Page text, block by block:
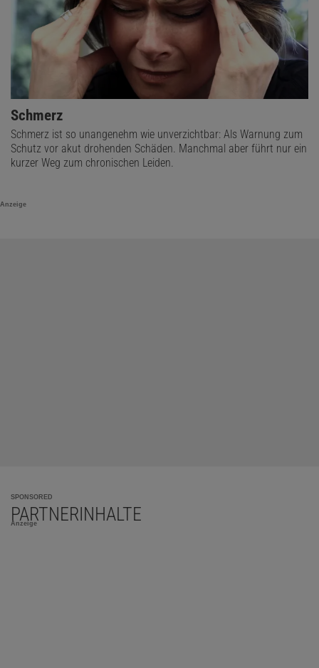
Schmerz
Schmerz ist so unangenehm wie unverzichtbar: Als Warnung zum
Schutz vor akut drohenden Schäden. Manchmal aber führt nur ein
kurzer Weg zum chronischen Leiden.
Anzeige
SPONSORED
PARTNERINHALTE
Anzeige